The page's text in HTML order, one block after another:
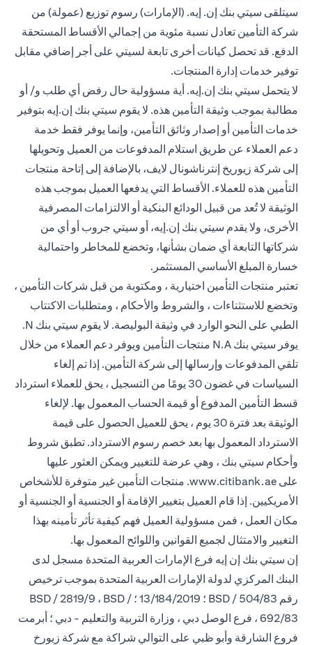
سيتلقى سيتي بنك إن. إيه. (الإمارات) رسوم توزيع (عمولة) من
شركة التأمين تعادل نسبة مئوية من إجمالي الأقساط المستحقة
الدفع. قد تحصل كيانات أخرى تابعة لسيتي على أجر إضافي مقابل
توفير خدمات إدارة المنتجات.
لا يتحمل سيتي بنك إن.إيه. أية مسؤولية حال رفض أي طلب و/ أو
مطالبة بموجب وثيقة التأمين هذه. لا يقوم سيتي بنك إن.إيه بتوفير
خدمات التأمين أو إصدار وثائق التأمين، وإنما يوفر فقط خدمة
دعم العملاء عن طريق استلام المدفوعات من العميل وتحويلها
إلى شركة زيوريخ إنترناشونال لايف، بالإضافة إلى إتاحة منتجات
التأمين هذه للعملاء. الأقساط التي يدفعها العميل بموجب هذه
الوثيقة لا تُعد من قبيل الودائع البنكية أو الالتزامات المصرفية
الأخرى، ولا يقدم سيتي بنك إن.إيه، أو سيتي جروب أو أي من
شركاتها التابعة أي ضمان بشأنها، وتخضع للمخاطر واحتمالية
خسارة المبلغ الأساسي المستثمر.
تعتبر منتجات التأمين اختيارية ، ومكتوبة من قبل شركات التأمين ،
وتخضع للاستثناءات ، والشروط والأحكام ، ومتطلبات الاكتتاب
الطبي على النحو الوارد في وثيقة البوليصة. لا يقوم سيتي بنك N.
يوفر سيتي بنك N.A منتجات التأمين ويوفر دعم العملاء من خلال
تلقي المدفوعات وإرسالها إلى شركة التأمين. إذا تم إلغاء
السياسات في غضون 30 يومًا من التسجيل ، يحق للعملاء استرداد
قسط التأمين المدفوع أو قيمة الحساب المعمول بها. لإلغاء
الوثيقة بعد فترة 30 يوم ، يحق للعميل الحصول على قيمة
الاسترداد المعمول بها بعد خصم رسوم الاسترداد. تطبق شروط
وأحكام سيتي بنك ، وهي عرضة للتغيير ويمكن العثور عليها
على www.citibank.ae
opens in a new tab
. منتجات التأمين غير متوفرة للأشخاص
الأمريكيين. إذا قام العميل بتغيير الإقامة أو الجنسية أو الجنسية أو
مكان العمل ، فمن مسؤولية العميل فهم كيفية تأثر تأمينه بهذا
التغيير والامتثال لجميع القوانين واللوائح المعمول بها.
إن سيتي بنك إن إيه فرع الإمارات العربية المتحدة مسجل لدى
البنك المركزي لدولة الإمارات العربية المتحدة بموجب ترخيص
رقم BSD / 504/83 ؛ 13/184/2019 ؛ BSD / 2819/9 ، BSD /
692/83 ، فرع الوصل دبي ، وزارة التربية والتعليم - دبي ؛ أبرمت
فروع الشارقة وأبو ظبي على التوالي شراكة مع شركة زيورخ